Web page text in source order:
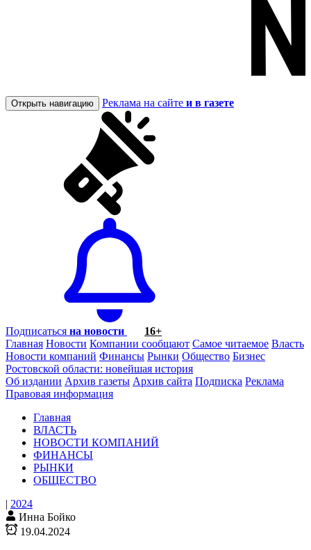
Открыть навигацию Реклама на сайте и в газете
Подписаться на новости
16+
Главная Новости Компании сообщают Самое читаемое Власть
Новости компаний Финансы Рынки Общество Бизнес
Ростовской области: новейшая история
Об издании Архив газеты Архив сайта Подписка Реклама
Правовая информация
Главная
ВЛАСТЬ
НОВОСТИ КОМПАНИЙ
ФИНАНСЫ
РЫНКИ
ОБЩЕСТВО
| 2024
Инна Бойко
19.04.2024